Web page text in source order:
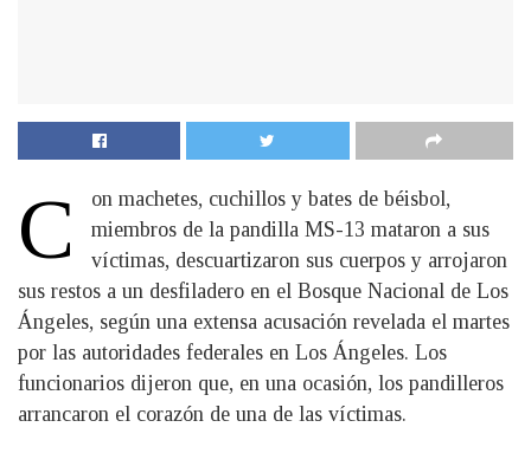
C
on machetes, cuchillos y bates de béisbol,
miembros de la pandilla MS-13 mataron a sus
víctimas, descuartizaron sus cuerpos y arrojaron
sus restos a un desfiladero en el Bosque Nacional de Los
Ángeles, según una extensa acusación revelada el martes
por las autoridades federales en Los Ángeles. Los
funcionarios dijeron que, en una ocasión, los pandilleros
arrancaron el corazón de una de las víctimas.